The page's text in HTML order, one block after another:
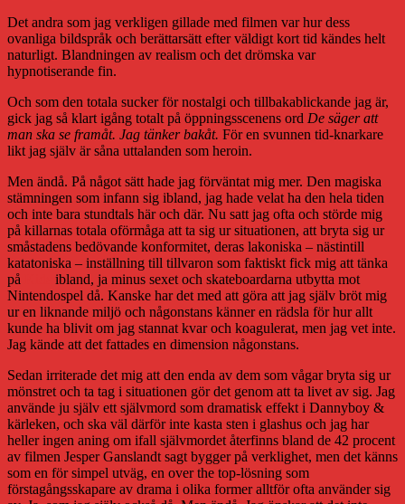
Det andra som jag verkligen gillade med filmen var hur dess
ovanliga bildspråk och berättarsätt efter väldigt kort tid kändes helt
naturligt. Blandningen av realism och det drömska var
hypnotiserande fin.
Och som den totala sucker för nostalgi och tillbakablickande jag är,
gick jag så klart igång totalt på öppningsscenens ord De säger att
man ska se framåt. Jag tänker bakåt. För en svunnen tid-knarkare
likt jag själv är såna uttalanden som heroin.
Men ändå. På något sätt hade jag förväntat mig mer. Den magiska
stämningen som infann sig ibland, jag hade velat ha den hela tiden
och inte bara stundtals här och där. Nu satt jag ofta och störde mig
på killarnas totala oförmåga att ta sig ur situationen, att bryta sig ur
småstadens bedövande konformitet, deras lakoniska – nästintill
katatoniska – inställning till tillvaron som faktiskt fick mig att tänka
på
ibland, ja minus sexet och skateboardarna utbytta mot
Nintendospel då. Kanske har det med att göra att jag själv bröt mig
ur en liknande miljö och någonstans känner en rädsla för hur allt
kunde ha blivit om jag stannat kvar och koagulerat, men jag vet inte.
Jag kände att det fattades en dimension någonstans.
Sedan irriterade det mig att den enda av dem som vågar bryta sig ur
mönstret och ta tag i situationen gör det genom att ta livet av sig. Jag
använde ju själv ett självmord som dramatisk effekt i Dannyboy &
kärleken, och ska väl därför inte kasta sten i glashus och jag har
heller ingen aning om ifall självmordet återfinns bland de 42 procent
av filmen Jesper Ganslandt sagt bygger på verklighet, men det känns
som en för simpel utväg, en over the top-lösning som
förstagångsskapare av drama i olika former alltför ofta använder sig